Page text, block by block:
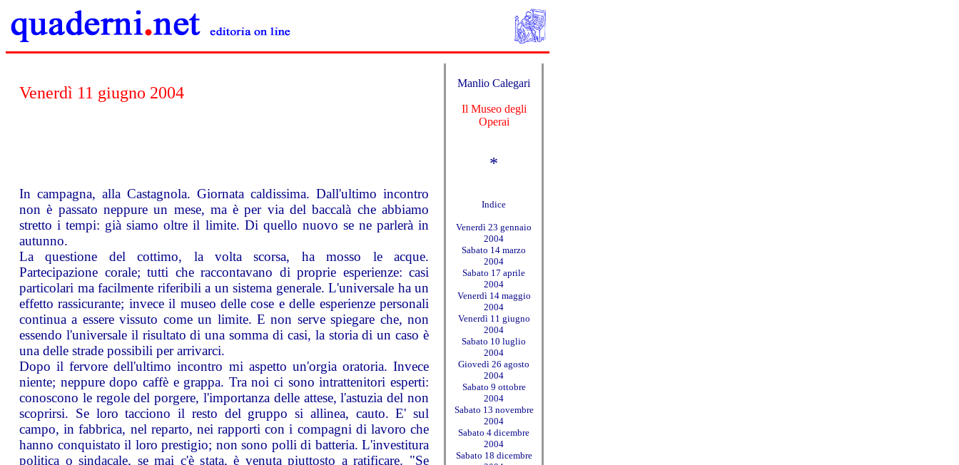
Venerdì 11 giugno 2004
In campagna, alla Castagnola. Giornata caldissima. Dall'ultimo incontro
non è passato neppure un mese, ma è per via del baccalà che abbiamo
stretto i tempi: già siamo oltre il limite. Di quello nuovo se ne parlerà in
autunno.
La questione del cottimo, la volta scorsa, ha mosso le acque.
Partecipazione corale; tutti che raccontavano di proprie esperienze: casi
particolari ma facilmente riferibili a un sistema generale. L'universale ha un
effetto rassicurante; invece il museo delle cose e delle esperienze personali
continua a essere vissuto come un limite. E non serve spiegare che, non
essendo l'universale il risultato di una somma di casi, la storia di un caso è
una delle strade possibili per arrivarci.
Dopo il fervore dell'ultimo incontro mi aspetto un'orgia oratoria. Invece
niente; neppure dopo caffè e grappa. Tra noi ci sono intrattenitori esperti:
conoscono le regole del porgere, l'importanza delle attese, l'astuzia del non
scoprirsi. Se loro tacciono il resto del gruppo si allinea, cauto. E' sul
campo, in fabbrica, nel reparto, nei rapporti con i compagni di lavoro che
hanno conquistato il loro prestigio; non sono polli di batteria. L'investitura
politica o sindacale, se mai c'è stata, è venuta piuttosto a ratificare. "Se
Manlio Calegari
Il Museo degli
Operai
*
Indice
Venerdì 23 gennaio
2004
Sabato 14 marzo
2004
Sabato 17 aprile
2004
Venerdì 14 maggio
2004
Venerdì 11 giugno
2004
Sabato 10 luglio
2004
Giovedì 26 agosto
2004
Sabato 9 ottobre
2004
Sabato 13 novembre
2004
Sabato 4 dicembre
2004
Sabato 18 dicembre